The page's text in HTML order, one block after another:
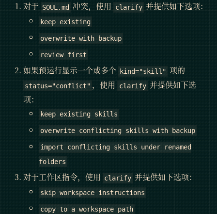
对于 SOUL.md 冲突，使用 clarify 并提供如下选项：
keep existing
overwrite with backup
review first
如果预运行显示一个或多个 kind="skill" 项的
status="conflict" ，使用 clarify 并提供如下选
项：
keep existing skills
overwrite conflicting skills with backup
import conflicting skills under renamed
folders
对于工作区指令，使用 clarify 并提供如下选项：
skip workspace instructions
copy to a workspace path